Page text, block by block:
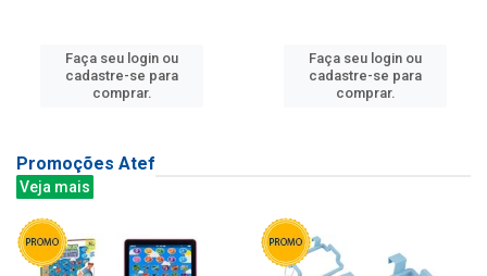
Faça seu login ou
cadastre-se para
comprar.
Faça seu login ou
cadastre-se para
comprar.
Promoções Atef
Veja mais